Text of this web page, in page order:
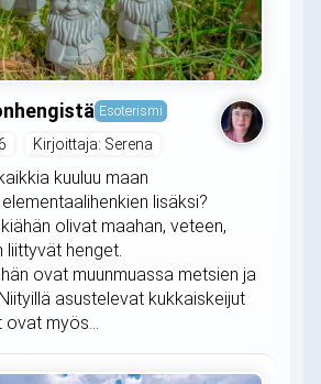
Esoterismi
Kirjoittaja: Serena
kuuluu maan
lisäksi?
olivat maahan, veteen,
liittyvät henget.
ovat muunmuassa metsien ja
asustelevat kukkaiskeijut
ovat myös...